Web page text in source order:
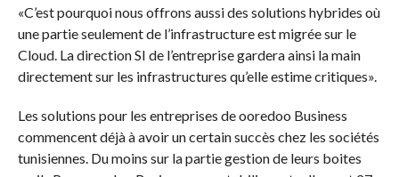
«C’est pourquoi nous offrons aussi des solutions hybrides où
une partie seulement de l’infrastructure est migrée sur le
Cloud. La direction SI de l’entreprise gardera ainsi la main
directement sur les infrastructures qu’elle estime critiques».
Les solutions pour les entreprises de ooredoo Business
commencent déjà à avoir un certain succès chez les sociétés
tunisiennes. Du moins sur la partie gestion de leurs boites